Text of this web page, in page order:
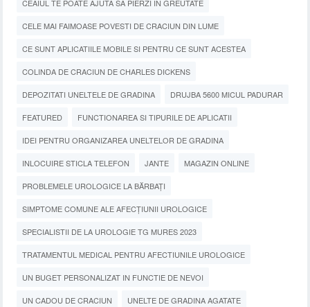
CEAIUL TE POATE AJUTA SA PIERZI IN GREUTATE
CELE MAI FAIMOASE POVESTI DE CRACIUN DIN LUME
CE SUNT APLICATIILE MOBILE SI PENTRU CE SUNT ACESTEA
COLINDA DE CRACIUN DE CHARLES DICKENS
DEPOZITATI UNELTELE DE GRADINA DRUJBA 5600 MICUL PADURAR
FEATURED FUNCTIONAREA SI TIPURILE DE APLICATII
IDEI PENTRU ORGANIZAREA UNELTELOR DE GRADINA
INLOCUIRE STICLA TELEFON JANTE MAGAZIN ONLINE
PROBLEMELE UROLOGICE LA BĂRBAȚI
SIMPTOME COMUNE ALE AFECȚIUNII UROLOGICE
SPECIALISTII DE LA UROLOGIE TG MURES 2023
TRATAMENTUL MEDICAL PENTRU AFECTIUNILE UROLOGICE
UN BUGET PERSONALIZAT IN FUNCTIE DE NEVOI
UN CADOU DE CRACIUN UNELTE DE GRADINA AGATATE